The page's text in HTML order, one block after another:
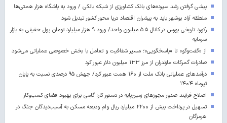
پیشی گرفتن رشد سپرده‌های بانک کشاورزی از شبکه بانکی / ورود به باشگاه هزار همتی‌ها
منطقه آزاد بوشهر باید به پیشران اقتصاد دریا محور کشور تبدیل شود
رکورد تاریخی بورس در کانال ۵.۵ میلیون واحد/ ورود ۹ هزار میلیارد تومان پول حقیقی به بازار
سرمایه
از «گفت‌وگو» تا «پاسخگویی»؛ مسیر شفافیت و تعامل با بخش خصوصی عملیاتی می‌شود
صادرات گمرکات مازندران از مرز ۱۳۳ میلیون دلار عبور کرد
درآمدهای عملیاتی بانک ملت از ۱۶۰ همت عبور کرد/ جهش ۹۵ درصدی نسبت به پایان
تیرماه ۱۴۰۴
اصلاح فرآیند صدور مجوزهای زمین‌پایه در دستور کار؛ گامی برای بهبود فضای کسب‌وکار
تسهیل در پرداخت بیش از ۲۲۰۰ میلیارد ریال وام ودیعه مسکن به آسیب‌دیدگان جنگ در
هرمزگان